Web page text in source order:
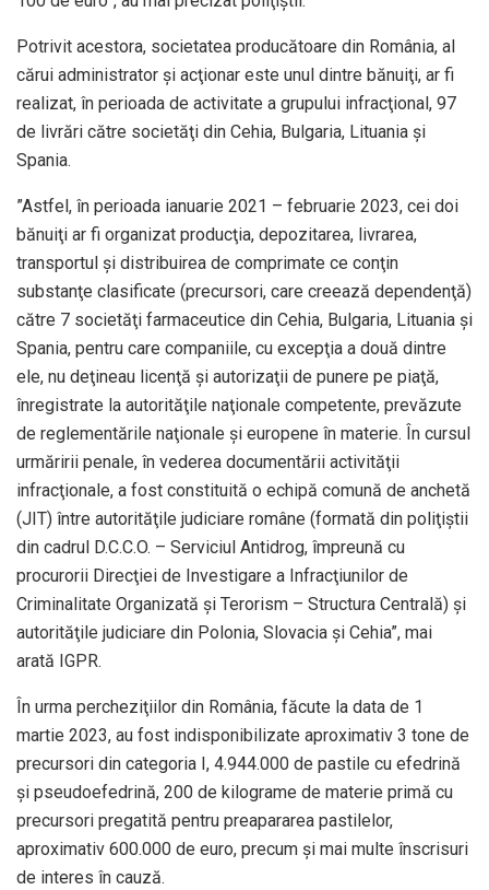
Potrivit acestora, societatea producătoare din România, al
cărui administrator şi acţionar este unul dintre bănuiţi, ar fi
realizat, în perioada de activitate a grupului infracţional, 97
de livrări către societăţi din Cehia, Bulgaria, Lituania şi
Spania.
”Astfel, în perioada ianuarie 2021 – februarie 2023, cei doi
bănuiţi ar fi organizat producţia, depozitarea, livrarea,
transportul şi distribuirea de comprimate ce conţin
substanţe clasificate (precursori, care creează dependenţă)
către 7 societăţi farmaceutice din Cehia, Bulgaria, Lituania şi
Spania, pentru care companiile, cu excepţia a două dintre
ele, nu deţineau licenţă şi autorizaţii de punere pe piaţă,
înregistrate la autorităţile naţionale competente, prevăzute
de reglementările naţionale şi europene în materie. În cursul
urmăririi penale, în vederea documentării activităţii
infracţionale, a fost constituită o echipă comună de anchetă
(JIT) între autorităţile judiciare române (formată din poliţiştii
din cadrul D.C.C.O. – Serviciul Antidrog, împreună cu
procurorii Direcţiei de Investigare a Infracţiunilor de
Criminalitate Organizată şi Terorism – Structura Centrală) şi
autorităţile judiciare din Polonia, Slovacia şi Cehia”, mai
arată IGPR.
În urma percheziţiilor din România, făcute la data de 1
martie 2023, au fost indisponibilizate aproximativ 3 tone de
precursori din categoria I, 4.944.000 de pastile cu efedrină
şi pseudoefedrină, 200 de kilograme de materie primă cu
precursori pregatită pentru preapararea pastilelor,
aproximativ 600.000 de euro, precum şi mai multe înscrisuri
de interes în cauză.